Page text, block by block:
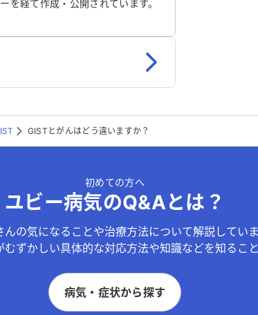
を経て作成・公開されています。
GISTとがんはどう違いますか？
初めての方へ
ユビー病気のQ&Aとは？
の気になることや治療方法について解説してい
ずかしい具体的な対応方法や知識などを知ること
病気・症状から探す